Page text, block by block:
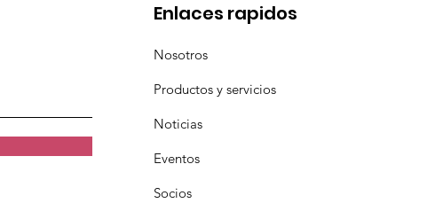
Enlaces rapidos
Nosotros
Productos y servicios
Noticias
Eventos
Socios